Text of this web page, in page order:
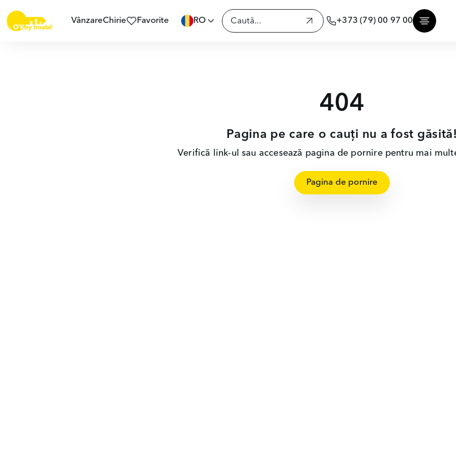
VânzareChirie Favorite RO +373 (79) 00 97 00
404
Pagina pe care o cauți nu a fost găsită!
Verifică link-ul sau accesează pagina de pornire pentru mai
Pagina de pornire